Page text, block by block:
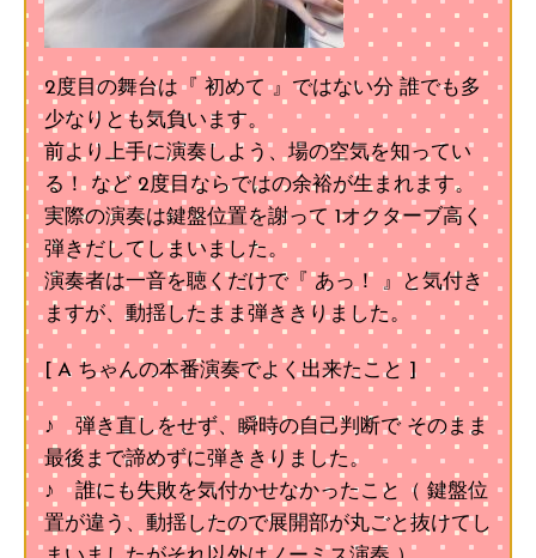
2度目の舞台は『 初めて 』ではない分 誰でも多
少なりとも気負います。
前より上手に演奏しよう、場の空気を知ってい
る！ など 2度目ならではの余裕が生まれます。
実際の演奏は鍵盤位置を謝って 1オクターブ高く
弾きだしてしまいました。
演奏者は一音を聴くだけで『 あっ！ 』と気付き
ますが、動揺したまま弾ききりました。
[ A ちゃんの本番演奏でよく出来たこと ]
♪ 弾き直しをせず、瞬時の自己判断で そのまま
最後まで諦めずに弾ききりました。
♪ 誰にも失敗を気付かせなかったこと（ 鍵盤位
置が違う、動揺したので展開部が丸ごと抜けてし